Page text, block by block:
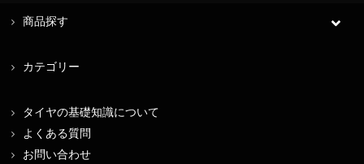
商品探す
カテゴリー
タイヤの基礎知識について
よくある質問
お問い合わせ